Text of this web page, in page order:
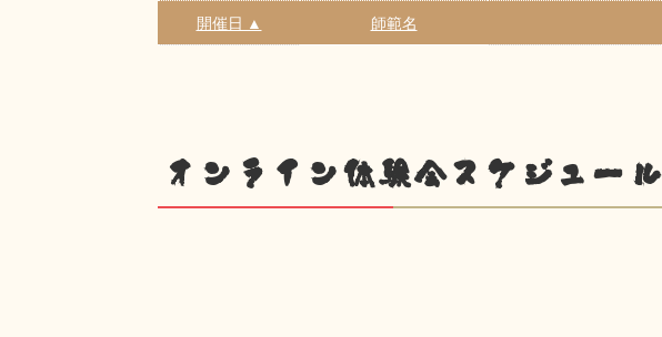
開催日 ▲ 師範名
オンライン体験会スケジュール